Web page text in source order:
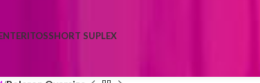
SHORT SUPLEX